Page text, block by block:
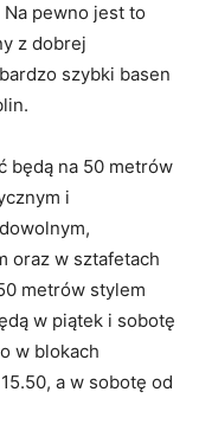
pewno jest to
z dobrej
szybki basen
będą na 50 metrów
i
oraz w sztafetach
metrów stylem
w piątek i sobotę
w blokach
a w sobotę od